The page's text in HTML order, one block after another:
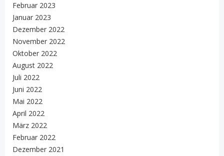
Februar 2023
Januar 2023
Dezember 2022
November 2022
Oktober 2022
August 2022
Juli 2022
Juni 2022
Mai 2022
April 2022
März 2022
Februar 2022
Dezember 2021